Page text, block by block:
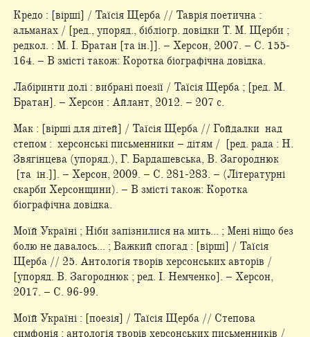
Кредо : [вірші] / Таїсія Щерба // Таврія поетична :
альманах / [ред., упоряд., бібліогр. довідки Т. М. Щерби ;
редкол. : М. І. Братан [та ін.]]. – Херсон, 2007. – С. 155-
164. – В змісті також: Коротка біографічна довідка.
Лабіринти долі : вибрані поезії / Таїсія Щерба ; [ред. М.
Братан]. – Херсон : Айлант, 2012. – 207 с.
Мак : [вірші для дітей] / Таїсія Щерба // Гойдалки над
степом : херсонські письменники – дітям / [ред. рада : Н.
Звягінцева (упоряд.), Г. Бардашевська, В. Загороднюк
[та ін.]]. – Херсон, 2009. – С. 281-283. – (Літературні
скарби Херсонщини). – В змісті також: Коротка
біографічна довідка.
Моїй Україні ; Ніби запізнилися на мить... ; Мені ніщо без
болю не давалось... ; Важкий спогад : [вірші] / Таїсія
Щерба // 25. Антологія творів херсонських авторів /
[упоряд. В. Загороднюк ; ред. І. Немченко]. – Херсон,
2017. – С. 96-99.
Моїй Україні : [поезія] / Таїсія Щерба // Степова
симфонія : антологія творів херсонських письменників /